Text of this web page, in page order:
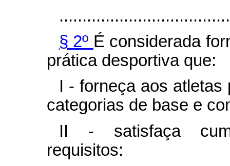
§ 2º É considerada
prática desportiva que:
I - forneça aos atletas
categorias de base e
II - satisfaça
requisitos: